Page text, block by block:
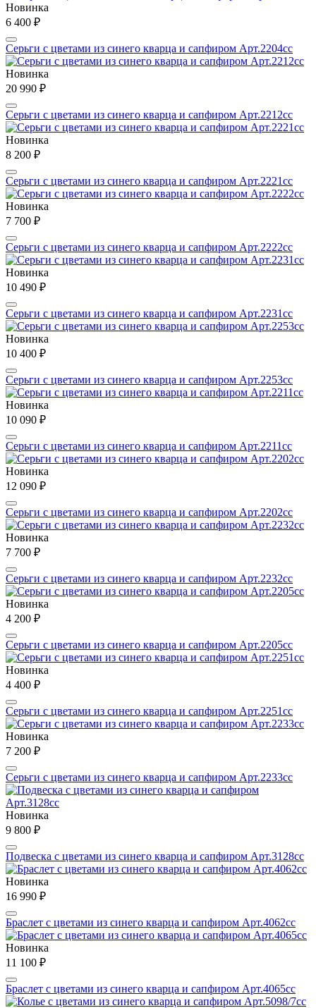
Новинка
6 400 ₽
Серьги с цветами из синего кварца и сапфиром Арт.2204сс
Новинка
20 990 ₽
Серьги с цветами из синего кварца и сапфиром Арт.2212сс
Новинка
8 200 ₽
Серьги с цветами из синего кварца и сапфиром Арт.2221сс
Новинка
7 700 ₽
Серьги с цветами из синего кварца и сапфиром Арт.2222сс
Новинка
10 490 ₽
Серьги с цветами из синего кварца и сапфиром Арт.2231сс
Новинка
10 400 ₽
Серьги с цветами из синего кварца и сапфиром Арт.2253сс
Новинка
10 090 ₽
Серьги с цветами из синего кварца и сапфиром Арт.2211сс
Новинка
12 090 ₽
Серьги с цветами из синего кварца и сапфиром Арт.2202сс
Новинка
7 700 ₽
Серьги с цветами из синего кварца и сапфиром Арт.2232сс
Новинка
4 200 ₽
Серьги с цветами из синего кварца и сапфиром Арт.2205сс
Новинка
4 400 ₽
Серьги с цветами из синего кварца и сапфиром Арт.2251сс
Новинка
7 200 ₽
Серьги с цветами из синего кварца и сапфиром Арт.2233сс
Новинка
9 800 ₽
Подвеска с цветами из синего кварца и сапфиром Арт.3128сс
Новинка
16 990 ₽
Браслет с цветами из синего кварца и сапфиром Арт.4062сс
Новинка
11 100 ₽
Браслет с цветами из синего кварца и сапфиром Арт.4065сс